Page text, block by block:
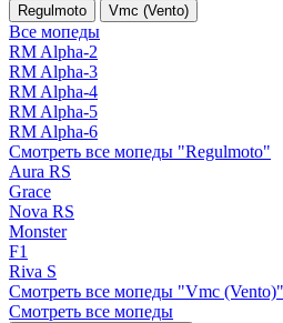
Regulmoto Vmc (Vento)
Все мопеды
RM Alpha-2
RM Alpha-3
RM Alpha-4
RM Alpha-5
RM Alpha-6
Смотреть все мопеды "Regulmoto"
Aura RS
Grace
Nova RS
Monster
F1
Riva S
Смотреть все мопеды "Vmc (Vento)"
Смотреть все мопеды